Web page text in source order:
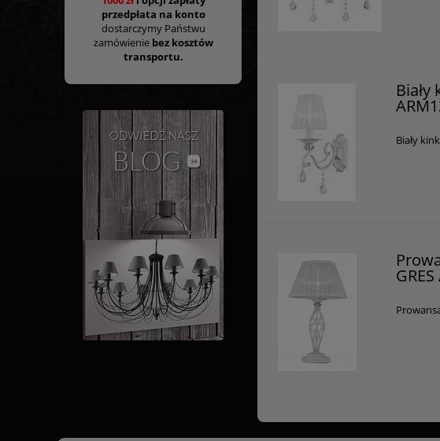
przedpłata na konto
dostarczymy Państwu
zamówienie bez kosztów
transportu.
Biały